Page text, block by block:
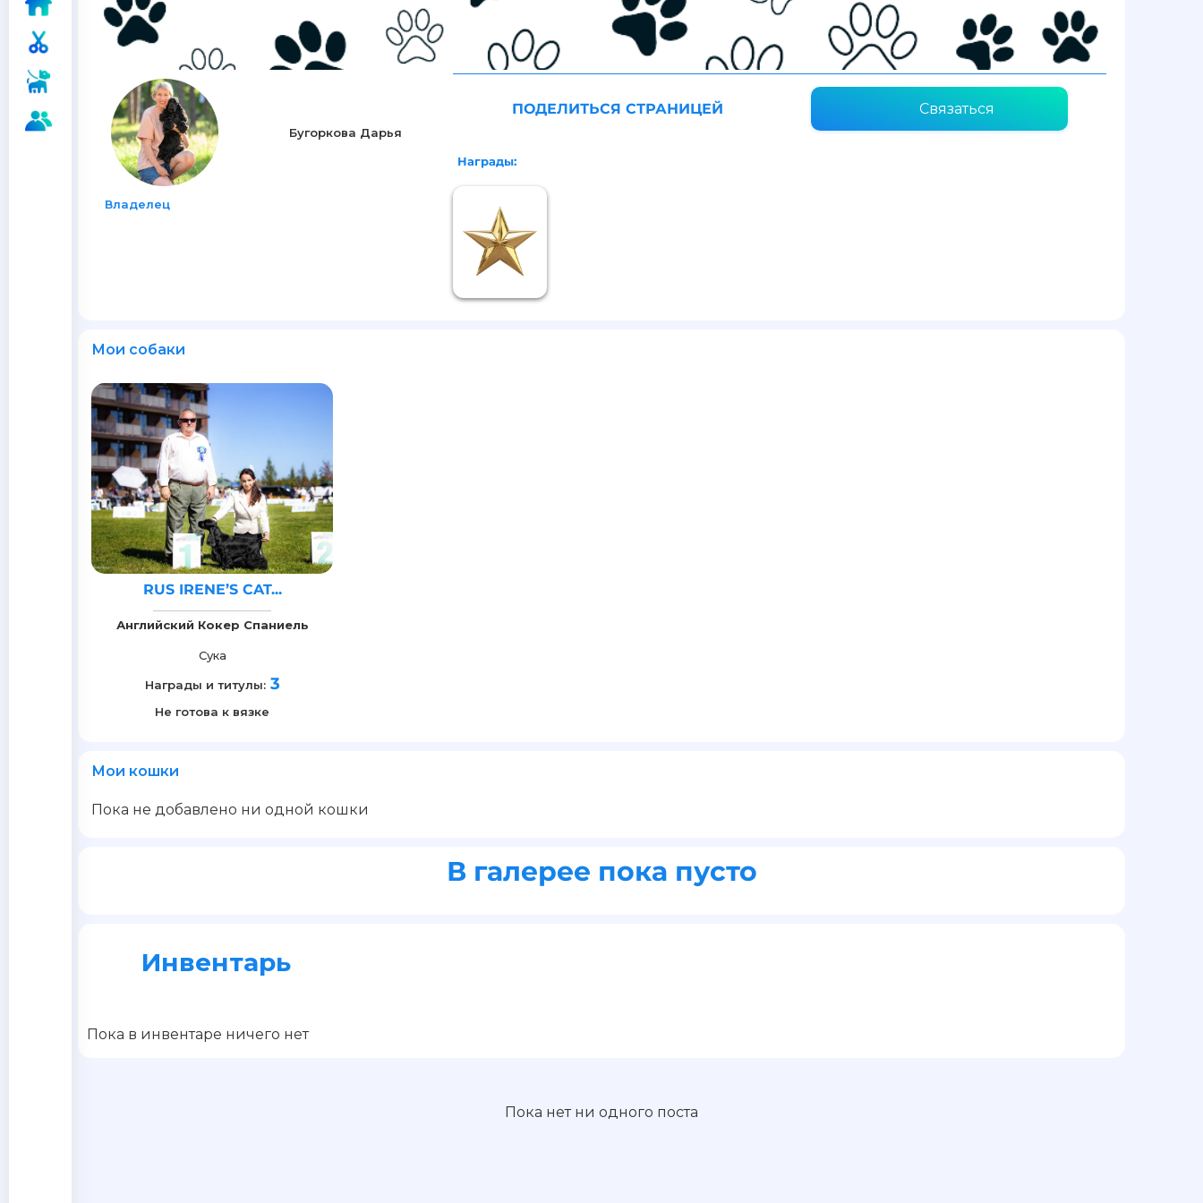
Бугоркова Дарья
Владелец
ПОДЕЛИТЬСЯ СТРАНИЦЕЙ Связаться
Награды:
Мои собаки
RUS IRENE’S CAT...
Английский Кокер Спаниель
Сука
Награды и титулы: 3
Не готова к вязке
Мои кошки
Пока не добавлено ни одной кошки
В галерее пока пусто
Инвентарь
Пока в инвентаре ничего нет
Пока нет ни одного поста